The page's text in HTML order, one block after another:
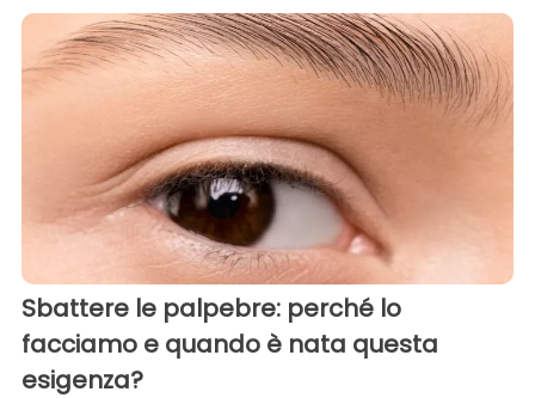
Sbattere le palpebre: perché lo
facciamo e quando è nata questa
esigenza?